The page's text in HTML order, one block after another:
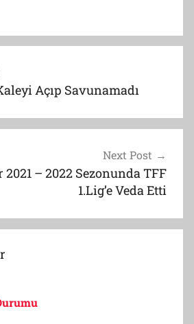
Açıp Savunamadı
Next Post
– 2022 Sezonunda TFF
1.Lig’e Veda Etti